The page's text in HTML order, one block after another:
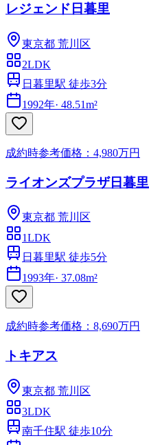
レジェンド日暮里
東京都 荒川区
2LDK
日暮里駅 徒歩3分
1992年· 48.51m²
成約時参考価格：4,980万円
ライオンズプラザ日暮里
東京都 荒川区
1LDK
日暮里駅 徒歩5分
1993年· 37.08m²
成約時参考価格：8,690万円
トキアス
東京都 荒川区
3LDK
南千住駅 徒歩10分